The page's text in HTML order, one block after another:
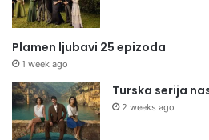
Plamen ljubavi 25 epizoda
1 week ago
Turska serija
2 weeks ago